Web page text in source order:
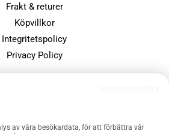
Frakt & returer
Köpvillkor
Integritetspolicy
Privacy Policy
Julklappsspelet
av våra besökardata, för att förbättra vår